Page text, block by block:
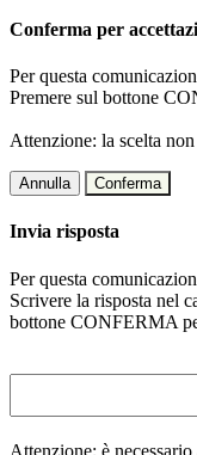
Conferma per
Per questa
Premere sul bottone
Attenzione: la scelta
Annulla Conferma
Invia risposta
Per questa
Scrivere la risposta nel
bottone CONFERMA
Attenzione: è